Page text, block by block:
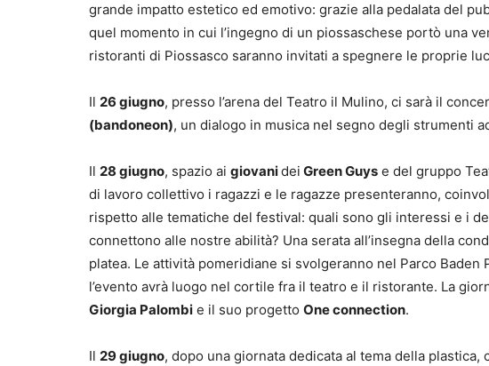
grande impatto estetico ed emotivo: grazie alla pedalata del
quel momento in cui l’ingegno di un piossaschese portò una
ristoranti di Piossasco saranno invitati a spegnere le proprie
Il 26 giugno, presso l’arena del Teatro il Mulino, ci sarà il
(bandoneon), un dialogo in musica nel segno degli strumenti
Il 28 giugno, spazio ai giovanidei Green Guys e del gruppo
di lavoro collettivo i ragazzi e le ragazze presenteranno,
rispetto alle tematiche del festival: quali sono gli interessi e i
connettono alle nostre abilità? Una serata all’insegna della
platea. Le attività pomeridiane si svolgeranno nel Parco
l’evento avrà luogo nel cortile fra il teatro e il ristorante. La
Giorgia Palombi e il suo progetto One connection.
Il 29 giugno, dopo una giornata dedicata al tema della plastica,